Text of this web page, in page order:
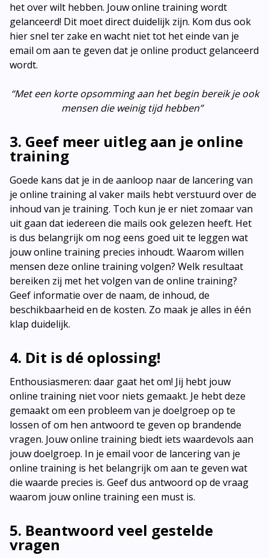
het over wilt hebben. Jouw online training wordt
gelanceerd! Dit moet direct duidelijk zijn. Kom dus ook
hier snel ter zake en wacht niet tot het einde van je
email om aan te geven dat je online product gelanceerd
wordt.
“Met een korte opsomming aan het begin bereik je ook
mensen die weinig tijd hebben”
3. Geef meer uitleg aan je online
training
Goede kans dat je in de aanloop naar de lancering van
je online training al vaker mails hebt verstuurd over de
inhoud van je training. Toch kun je er niet zomaar van
uit gaan dat iedereen die mails ook gelezen heeft. Het
is dus belangrijk om nog eens goed uit te leggen wat
jouw online training precies inhoudt. Waarom willen
mensen deze online training volgen? Welk resultaat
bereiken zij met het volgen van de online training?
Geef informatie over de naam, de inhoud, de
beschikbaarheid en de kosten. Zo maak je alles in één
klap duidelijk.
4. Dit is dé oplossing!
Enthousiasmeren: daar gaat het om! Jij hebt jouw
online training niet voor niets gemaakt. Je hebt deze
gemaakt om een probleem van je doelgroep op te
lossen of om hen antwoord te geven op brandende
vragen. Jouw online training biedt iets waardevols aan
jouw doelgroep. In je email voor de lancering van je
online training is het belangrijk om aan te geven wat
die waarde precies is. Geef dus antwoord op de vraag
waarom jouw online training een must is.
5. Beantwoord veel gestelde
vragen